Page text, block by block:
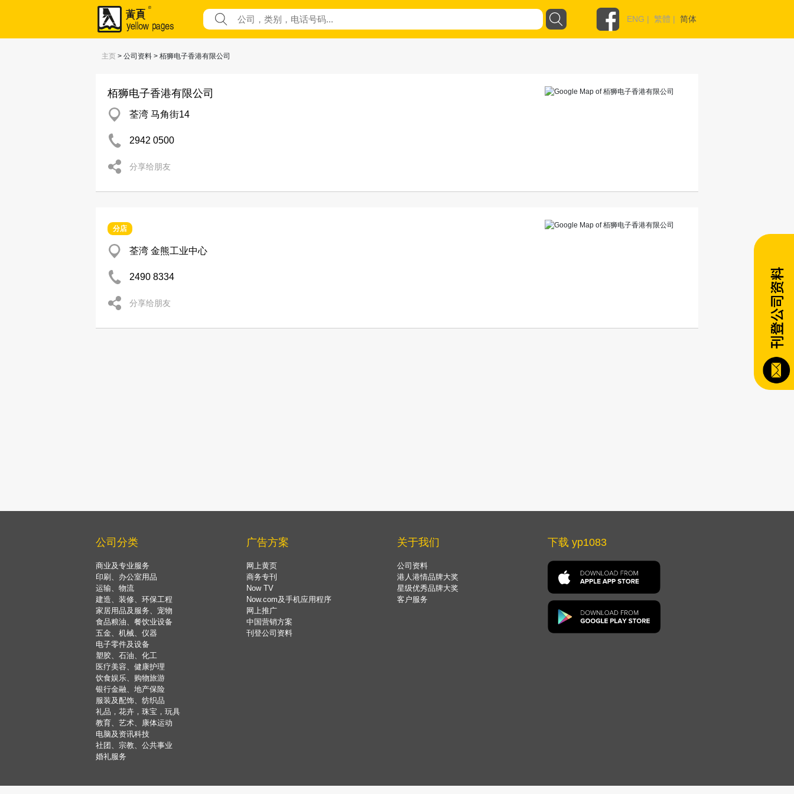
ENG | 繁體 | 简体
主页 > 公司资料 > 栢狮电子香港有限公司
栢狮电子香港有限公司
荃湾 马角街14
2942 0500
分享给朋友
分店
荃湾 金熊工业中心
2490 8334
分享给朋友
公司分类
商业及专业服务
印刷、办公室用品
运输、物流
建造、装修、环保工程
家居用品及服务、宠物
食品粮油、餐饮业设备
五金、机械、仪器
电子零件及设备
塑胶、石油、化工
医疗美容、健康护理
饮食娱乐、购物旅游
银行金融、地产保险
服装及配饰、纺织品
礼品，花卉，珠宝，玩具
教育、艺术、康体运动
电脑及资讯科技
社团、宗教、公共事业
婚礼服务
广告方案
网上黄页
商务专刊
Now TV
Now.com及手机应用程序
网上推广
中国营销方案
刊登公司资料
关于我们
公司资料
港人港情品牌大奖
星级优秀品牌大奖
客户服务
下载 yp1083